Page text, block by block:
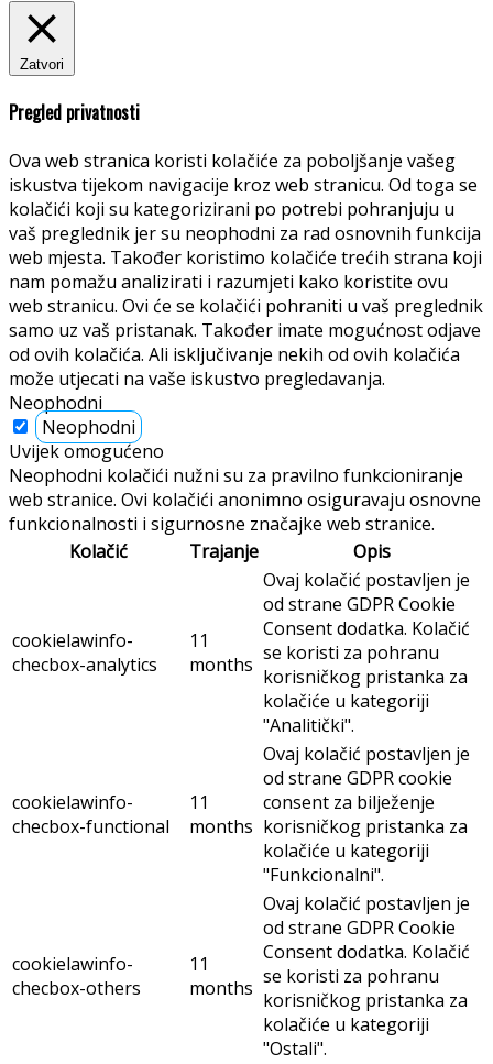
Zatvori
Pregled privatnosti
Ova web stranica koristi kolačiće za poboljšanje vašeg
iskustva tijekom navigacije kroz web stranicu. Od toga se
kolačići koji su kategorizirani po potrebi pohranjuju u
vaš preglednik jer su neophodni za rad osnovnih funkcija
web mjesta. Također koristimo kolačiće trećih strana koji
nam pomažu analizirati i razumjeti kako koristite ovu
web stranicu. Ovi će se kolačići pohraniti u vaš preglednik
samo uz vaš pristanak. Također imate mogućnost odjave
od ovih kolačića. Ali isključivanje nekih od ovih kolačića
može utjecati na vaše iskustvo pregledavanja.
Neophodni
Neophodni
Uvijek omogućeno
Neophodni kolačići nužni su za pravilno funkcioniranje
web stranice. Ovi kolačići anonimno osiguravaju osnovne
funkcionalnosti i sigurnosne značajke web stranice.
Kolačić
Trajanje Opis
cookielawinfo-
checbox-analytics
11
months
Ovaj kolačić postavljen je
od strane GDPR Cookie
Consent dodatka. Kolačić
se koristi za pohranu
korisničkog pristanka za
kolačiće u kategoriji
"Analitički".
cookielawinfo-
checbox-functional
11
months
Ovaj kolačić postavljen je
od strane GDPR cookie
consent za bilježenje
korisničkog pristanka za
kolačiće u kategoriji
"Funkcionalni".
cookielawinfo-
checbox-others
11
months
Ovaj kolačić postavljen je
od strane GDPR Cookie
Consent dodatka. Kolačić
se koristi za pohranu
korisničkog pristanka za
kolačiće u kategoriji
"Ostali".